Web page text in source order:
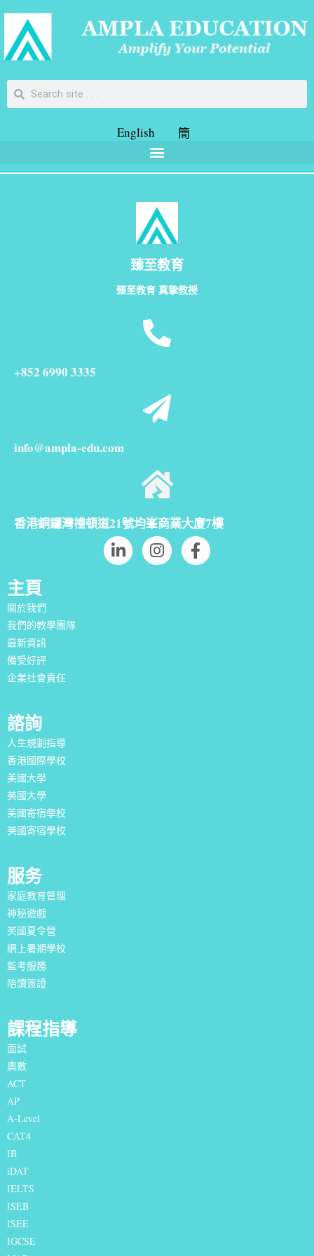
English 簡
臻至教育
臻至教育 真摯教授
+852 6990 3335
info@ampla-edu.com
香港銅鑼灣禮頓道21號均峯商業大廈7樓
主頁
關於我們
我們的教學團隊
最新資訊
備受好評
企業社會責任
諮詢
人生規劃指導
香港國際學校
美國大學
英國大學
美國寄宿學校
英國寄宿學校
服务
家庭教育管理
神秘遊戲
英國夏令營
網上暑期學校
監考服務
陪讀簽證
課程指導
面試
奧數
ACT
AP
A-Level
CAT4
IB
iDAT
IELTS
ISEB
ISEE
IGCSE